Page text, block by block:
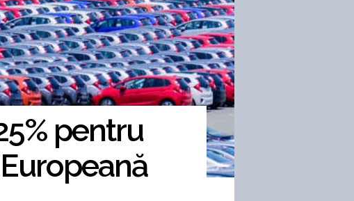
pentru